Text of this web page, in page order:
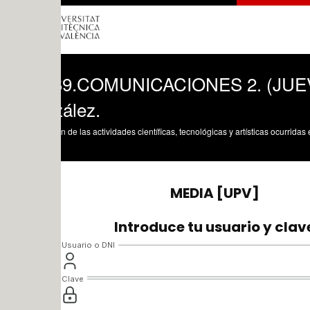
2. (JUEVES 5
de las actividades científicas, tecnológicas y artísticas ocurridas en los tres